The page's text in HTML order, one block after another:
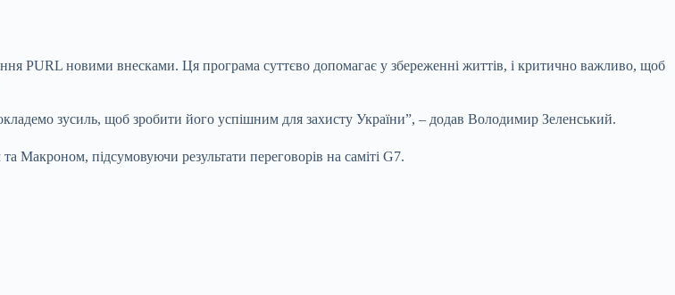
PURL новими внесками. Ця програма суттєво допомагає у збереженні життів, і критично важливо, щоб
зусиль, щоб зробити його успішним для захисту України”, – додав Володимир Зеленський.
Макроном, підсумовуючи результати переговорів на саміті G7.